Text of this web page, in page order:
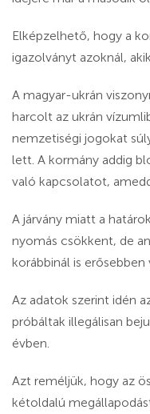
Elképzelhető, hogy a
igazolványt azoknál,
A magyar-ukrán
harcolt az ukrán
nemzetiségi jogokat
lett. A kormány addig
való kapcsolatot,
A járvány miatt a
nyomás csökkent, de
korábbinál is
Az adatok szerint idén
próbáltak illegálisan
évben.
Azt reméljük, hogy az
kétoldalú